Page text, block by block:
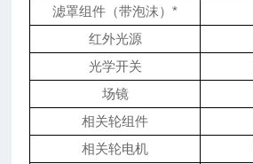
滤罩组件（带泡沫）*
红外光源
光学开关
场镜
相关轮组件
相关轮电机